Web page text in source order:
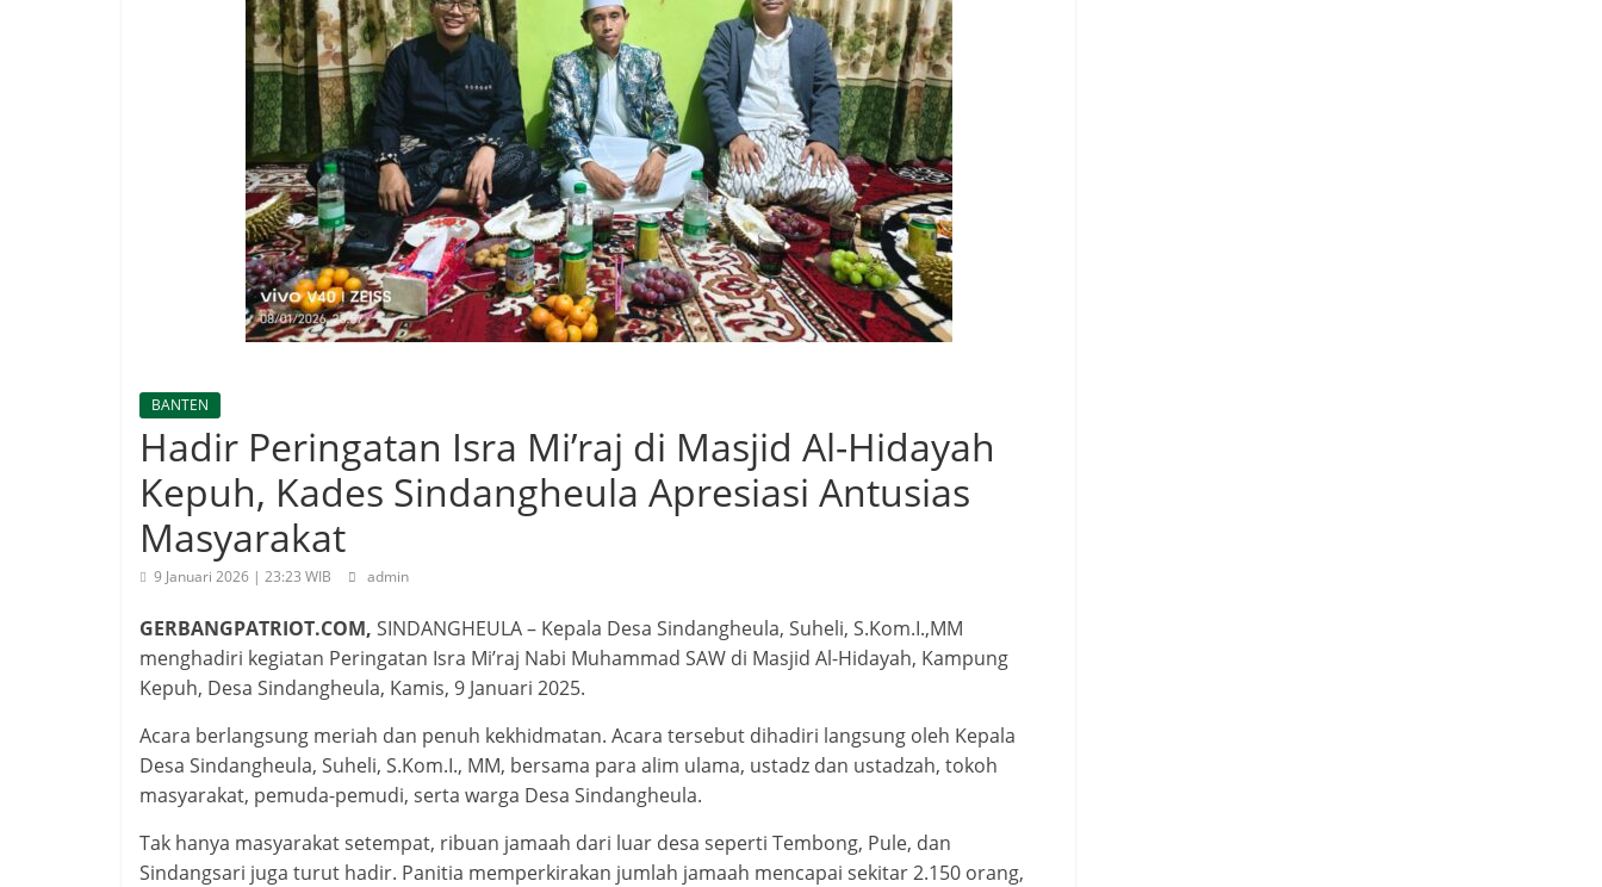
BANTEN
Hadir Peringatan Isra Mi’raj di Masjid Al-Hidayah
Kepuh, Kades Sindangheula Apresiasi Antusias
Masyarakat
9 Januari 2026 | 23:23 WIB admin
GERBANGPATRIOT.COM, SINDANGHEULA – Kepala Desa Sindangheula, Suheli, S.Kom.I.,MM
menghadiri kegiatan Peringatan Isra Mi’raj Nabi Muhammad SAW di Masjid Al-Hidayah, Kampung
Kepuh, Desa Sindangheula, Kamis, 9 Januari 2025.
Acara berlangsung meriah dan penuh kekhidmatan. Acara tersebut dihadiri langsung oleh Kepala
Desa Sindangheula, Suheli, S.Kom.I., MM, bersama para alim ulama, ustadz dan ustadzah, tokoh
masyarakat, pemuda-pemudi, serta warga Desa Sindangheula.
Tak hanya masyarakat setempat, ribuan jamaah dari luar desa seperti Tembong, Pule, dan
Sindangsari juga turut hadir. Panitia memperkirakan jumlah jamaah mencapai sekitar 2.150 orang,